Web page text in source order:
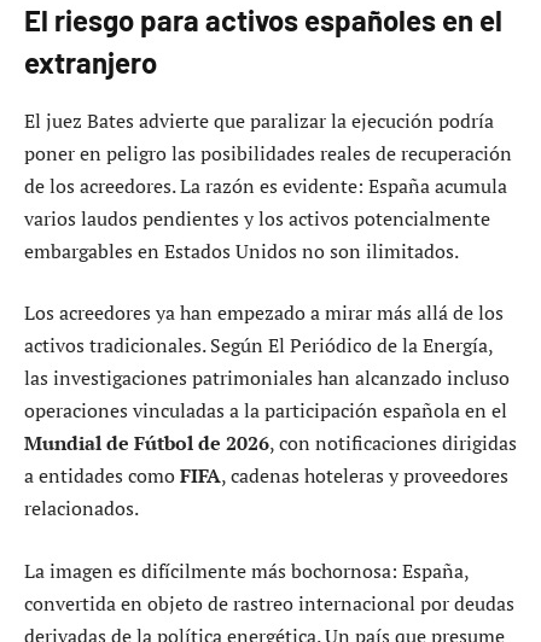
El riesgo para activos españoles en el
extranjero
El juez Bates advierte que paralizar la ejecución podría
poner en peligro las posibilidades reales de recuperación
de los acreedores. La razón es evidente: España acumula
varios laudos pendientes y los activos potencialmente
embargables en Estados Unidos no son ilimitados.
Los acreedores ya han empezado a mirar más allá de los
activos tradicionales. Según El Periódico de la Energía,
las investigaciones patrimoniales han alcanzado incluso
operaciones vinculadas a la participación española en el
Mundial de Fútbol de 2026, con notificaciones dirigidas
a entidades comoFIFA, cadenas hoteleras y proveedores
relacionados.
La imagen es difícilmente más bochornosa: España,
convertida en objeto de rastreo internacional por deudas
derivadas de la política energética. Un país que presume